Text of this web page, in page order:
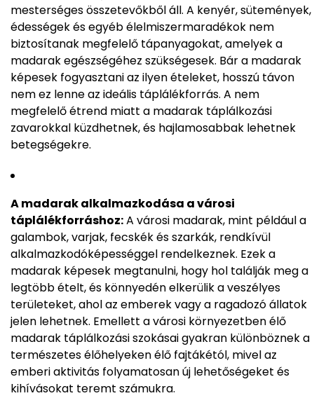
mesterséges összetevőkből áll. A kenyér, sütemények,
édességek és egyéb élelmiszermaradékok nem
biztosítanak megfelelő tápanyagokat, amelyek a
madarak egészségéhez szükségesek. Bár a madarak
képesek fogyasztani az ilyen ételeket, hosszú távon
nem ez lenne az ideális táplálékforrás. A nem
megfelelő étrend miatt a madarak táplálkozási
zavarokkal küzdhetnek, és hajlamosabbak lehetnek
betegségekre.
A madarak alkalmazkodása a városi
táplálékforráshoz:A városi madarak, mint például a
galambok, varjak, fecskék és szarkák, rendkívül
alkalmazkodóképességgel rendelkeznek. Ezek a
madarak képesek megtanulni, hogy hol találják meg a
legtöbb ételt, és könnyedén elkerülik a veszélyes
területeket, ahol az emberek vagy a ragadozó állatok
jelen lehetnek. Emellett a városi környezetben élő
madarak táplálkozási szokásai gyakran különböznek a
természetes élőhelyeken élő fajtákétól, mivel az
emberi aktivitás folyamatosan új lehetőségeket és
kihívásokat teremt számukra.